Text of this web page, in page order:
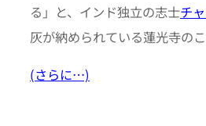
る」と、インド独立の志士チ
灰が納められている蓮光寺のこ
(さらに…)